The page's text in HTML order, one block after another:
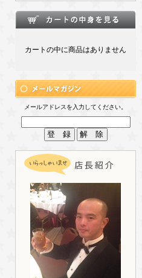
カートの中に商品はありません
メールアドレスを入力してください。